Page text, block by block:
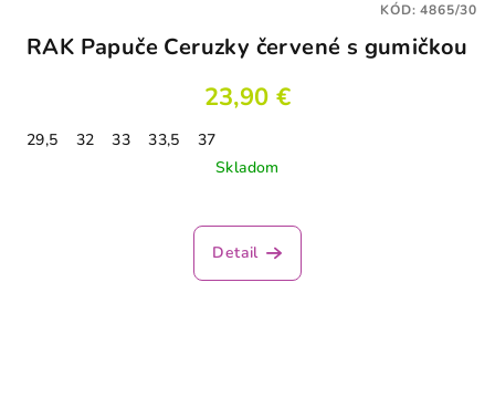
RAK Papuče Ceruzky červené s gumičkou
23,90 €
29,5 32 33 33,5
37
Skladom
Detail
KÓD:4865/30